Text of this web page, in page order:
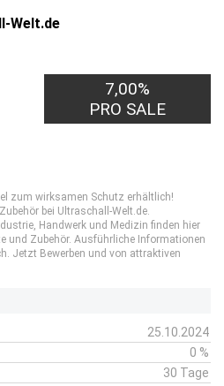
Welt.de
7,00%
PRO SALE
zum wirksamen Schutz erhältlich!
bei Ultraschall-Welt.de.
Handwerk und Medizin finden hier
und Zubehör. Ausführliche Informationen
Jetzt Bewerben und von attraktiven
25.10.2024
0 %
30 Tage